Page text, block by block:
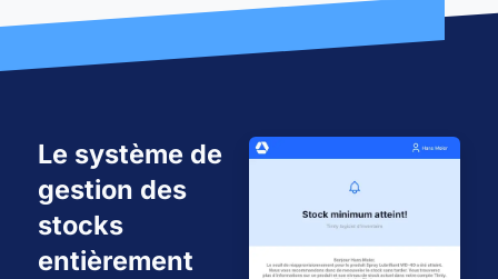
Le système de
gestion des
stocks
entièrement